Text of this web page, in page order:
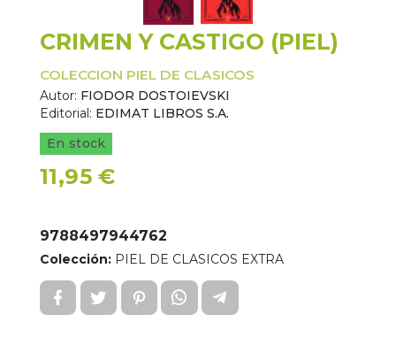
CRIMEN Y CASTIGO (PIEL)
COLECCION PIEL DE CLASICOS
Autor: FIODOR DOSTOIEVSKI
Editorial: EDIMAT LIBROS S.A.
En stock
11,95 €
9788497944762
Colección: PIEL DE CLASICOS EXTRA